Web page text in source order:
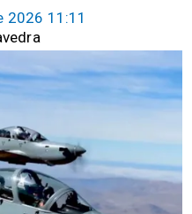
2026 11:11